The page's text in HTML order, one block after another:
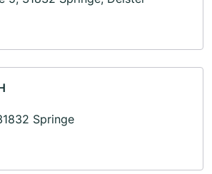
Springe